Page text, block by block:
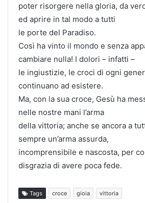
poter risorgere nella gloria, da
ed aprire in tal modo a tutti
le porte del Paradiso.
Così ha vinto il mondo e senza
cambiare nulla! I dolori – infatti –
le ingiustizie, le croci di ogni
continuano ad esistere.
Ma, con la sua croce, Gesù ha
nelle nostre mani l’arma
della vittoria; anche se ancora a
sempre un’arma assurda,
incomprensibile e nascosta, per
disgrazia di avere poca fede.
Tags croce gioia vittoria